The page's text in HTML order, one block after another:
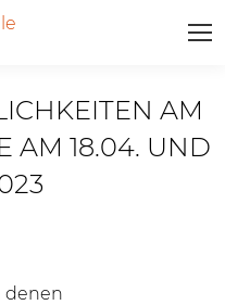
AM
AM 18.04. UND
denen